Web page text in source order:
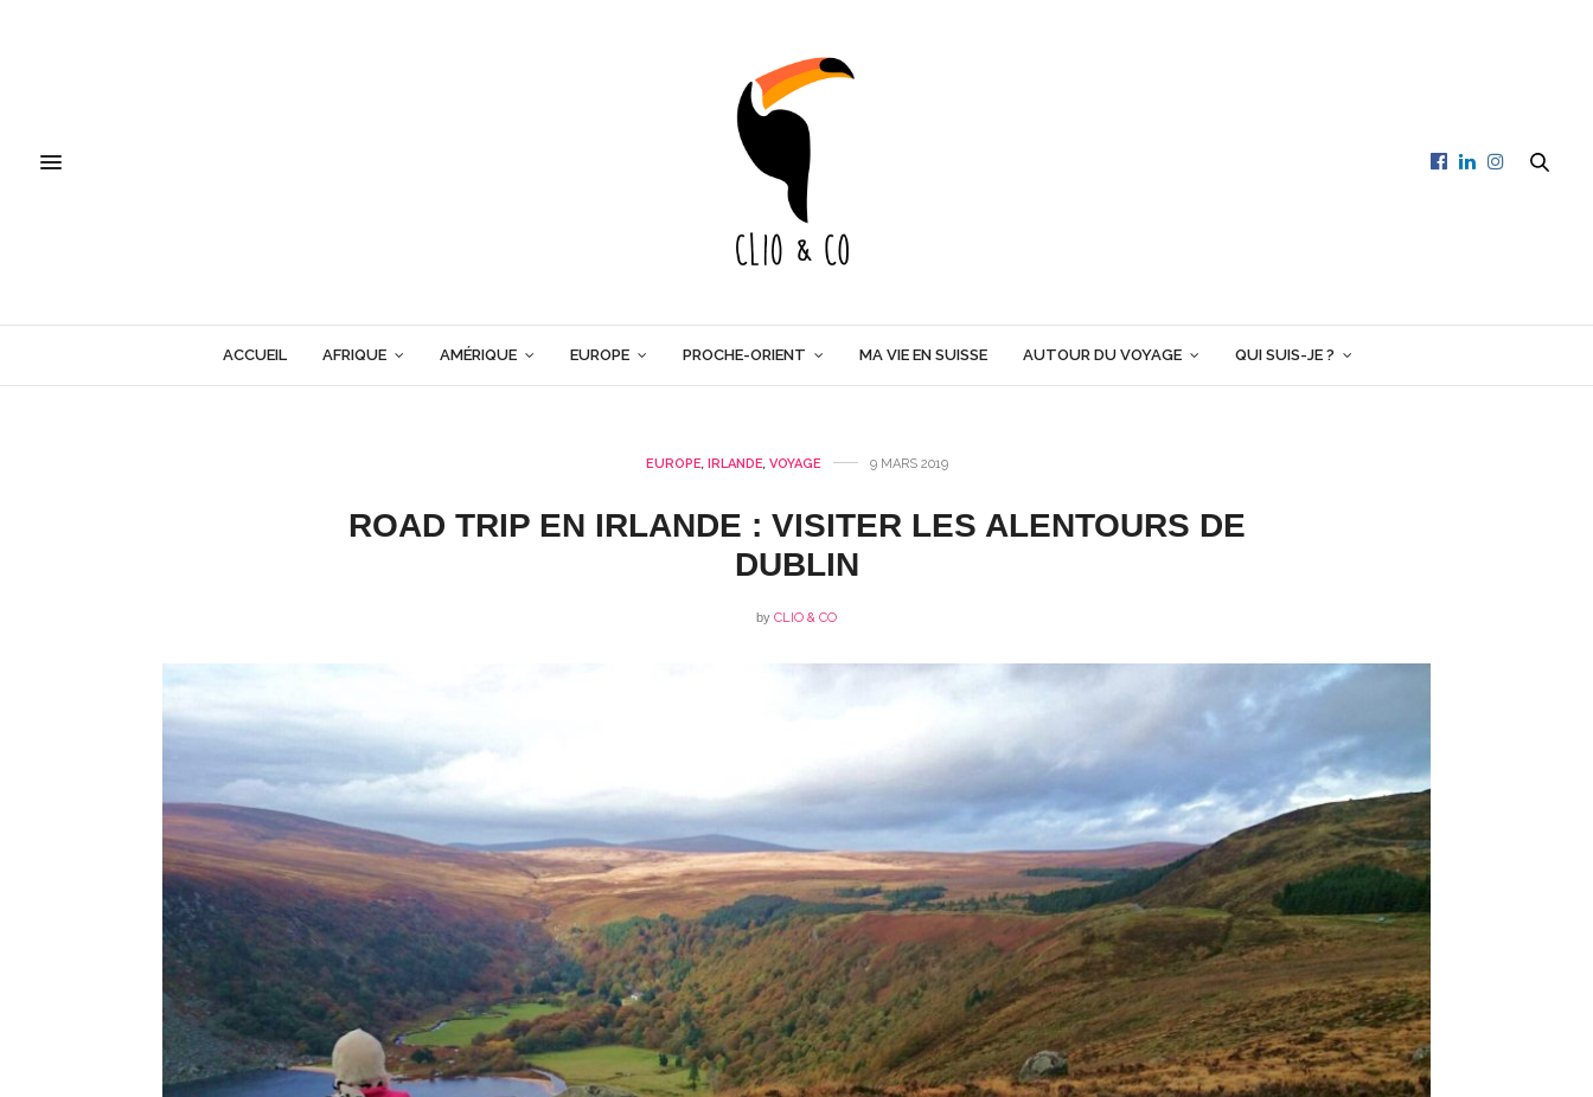
ACCUEIL AFRIQUE AMÉRIQUE EUROPE PROCHE-ORIENT MA VIE EN SUISSE AUTOUR DU VOYAGE QUI SUIS-JE ?
EUROPE IRLANDE VOYAGE 9 MARS 2019
ROAD TRIP EN IRLANDE : VISITER LES ALENTOURS DE
DUBLIN
by CLIO & CO